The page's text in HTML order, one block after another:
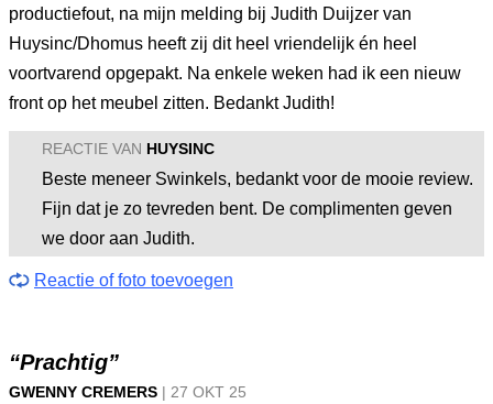
productiefout, na mijn melding bij Judith Duijzer van
Huysinc/Dhomus heeft zij dit heel vriendelijk én heel
voortvarend opgepakt. Na enkele weken had ik een nieuw
front op het meubel zitten. Bedankt Judith!
REACTIE VAN HUYSINC
Beste meneer Swinkels, bedankt voor de mooie review.
Fijn dat je zo tevreden bent. De complimenten geven
we door aan Judith.
Reactie of foto toevoegen
“Prachtig”
GWENNY CREMERS | 27 OKT 25